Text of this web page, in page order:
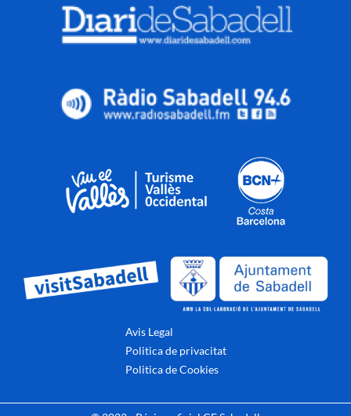
Avis Legal
Politica de privacitat
Politica de Cookies